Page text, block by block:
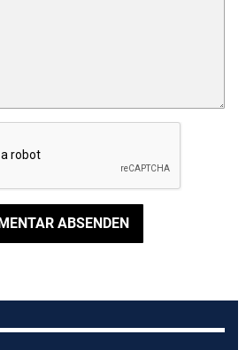
ABSENDEN